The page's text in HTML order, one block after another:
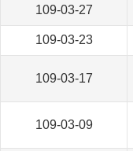
109-03-27
109-03-23
109-03-17
109-03-09